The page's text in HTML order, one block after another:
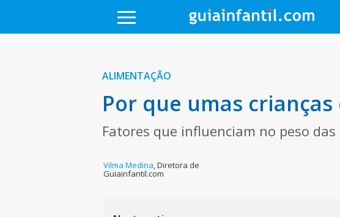
ALIMENTAÇÃO
Por que umas
Fatores que influenciam no peso das
Vilma Medina,Diretora de
Guiainfantil.com